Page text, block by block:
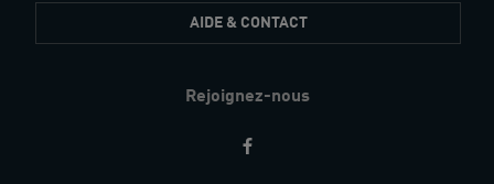
AIDE & CONTACT
Rejoignez-nous